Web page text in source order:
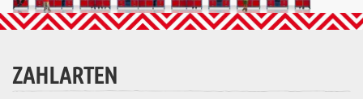
ZAHLARTEN